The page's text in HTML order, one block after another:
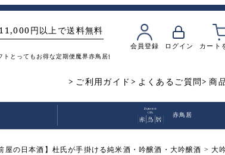
会員登録 ログイン カート
円以上で送料無料
ト とってもお得な定期便 魔界赤鳥居飲み比べ
ご利用ガイド よくあるご質問 商
赤鳥居
屋の日本酒】杜氏が手掛ける純米酒・吟醸酒・大吟醸酒
大